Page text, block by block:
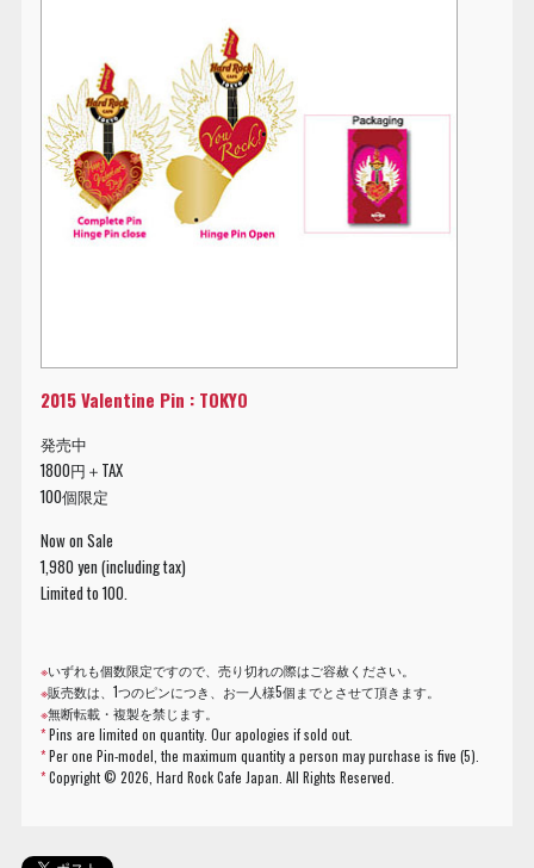
2015 Valentine Pin : TOKYO
発売中
1800円＋TAX
100個限定
Now on Sale
1,980 yen (including tax)
Limited to 100.
※いずれも個数限定ですので、売り切れの際はご容赦ください。
※販売数は、1つのピンにつき、お一人様5個までとさせて頂きます。
※無断転載・複製を禁じます。
*Pins are limited on quantity. Our apologies if sold out.
*Per one Pin-model, the maximum quantity a person may purchase is five (5).
*Copyright ©2026, Hard Rock Cafe Japan. All Rights Reserved.